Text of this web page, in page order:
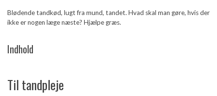
Blødende tandkød, lugt fra mund, tandet. Hvad skal man gøre, hvis der
ikke er nogen læge næste? Hjælpe græs.
Indhold
Til tandpleje